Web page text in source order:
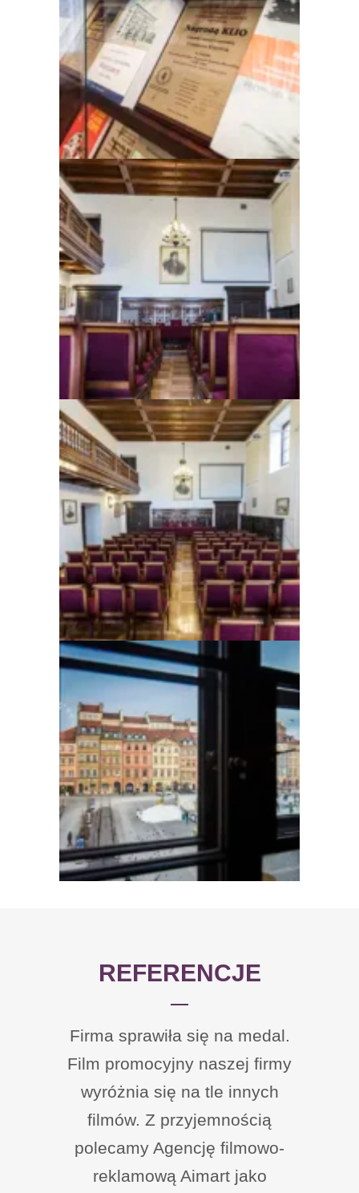
REFERENCJE
Wielokrotnie
współpracowaliśmy z Agencją
filmowo-reklamową Aimart przy
realizacji filmików i reportaży
zdjęciowych. Produkcje
znakomicie oddają klimat
Firma sprawiła się na medal.
Film promocyjny naszej firmy
wyróżnia się na tle innych
filmów. Z przyjemnością
polecamy Agencję filmowo-
reklamową Aimart jako